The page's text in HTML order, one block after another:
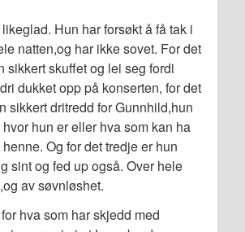
Hun har forsøkt å få tak i
natten,og har ikke sovet. For det
sikkert skuffet og lei seg fordi
dukket opp på konserten, for det
sikkert dritredd for Gunnhild,hun
hun er eller hva som kan ha
Og for det tredje er hun
sint og fed up også. Over hele
av søvnløshet.
hva som har skjedd med